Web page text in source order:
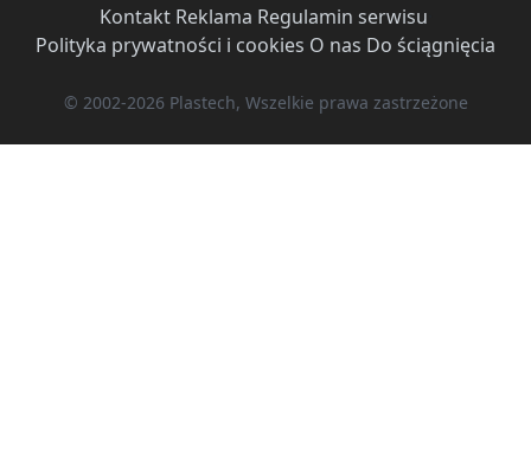
Kontakt· Reklama Regulamin serwisu
Polityka prywatności i cookies O nas Do ściągnięcia
© 2002-2026 Plastech, Wszelkie prawa zastrzeżone